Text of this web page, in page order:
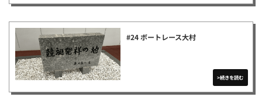
#24 ボートレース大村